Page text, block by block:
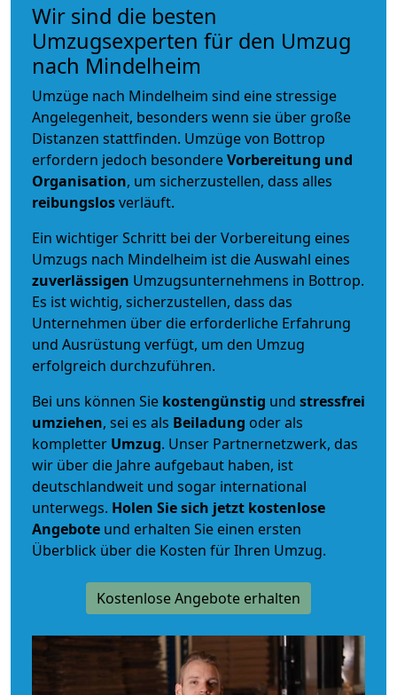
Wir sind die besten
Umzugsexperten für den Umzug
nach Mindelheim
Umzüge nach Mindelheim sind eine stressige
Angelegenheit, besonders wenn sie über große
Distanzen stattfinden. Umzüge von Bottrop
erfordern jedoch besondereVorbereitung und
Organisation, um sicherzustellen, dass alles
reibungslosverläuft.
Ein wichtiger Schritt bei der Vorbereitung eines
Umzugs nach Mindelheim ist die Auswahl eines
zuverlässigen Umzugsunternehmens in Bottrop.
Es ist wichtig, sicherzustellen, dass das
Unternehmen über die erforderliche Erfahrung
und Ausrüstung verfügt, um den Umzug
erfolgreich durchzuführen.
Bei uns können Sie kostengünstig und stressfrei
umziehen, sei es als Beiladung oder als
kompletter Umzug. Unser Partnernetzwerk, das
wir über die Jahre aufgebaut haben, ist
deutschlandweit und sogar international
unterwegs. Holen Sie sich jetzt kostenlose
Angebote und erhalten Sie einen ersten
Überblick über die Kosten für Ihren Umzug.
Kostenlose Angebote erhalten